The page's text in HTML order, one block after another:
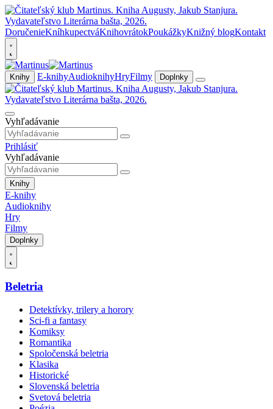
DoručenieKníhkupectváKnihovrátokPoukážkyKnižný blogKontakt
Knihy E-knihyAudioknihyHryFilmy Doplnky
Vyhľadávanie
Prihlásiť
Vyhľadávanie
Knihy
E-knihy
Audioknihy
Hry
Filmy
Doplnky
Beletria
Detektívky, trilery a horory
Sci-fi a fantasy
Komiksy
Romantika
Spoločenská beletria
Klasika
Historické
Slovenská beletria
Svetová beletria